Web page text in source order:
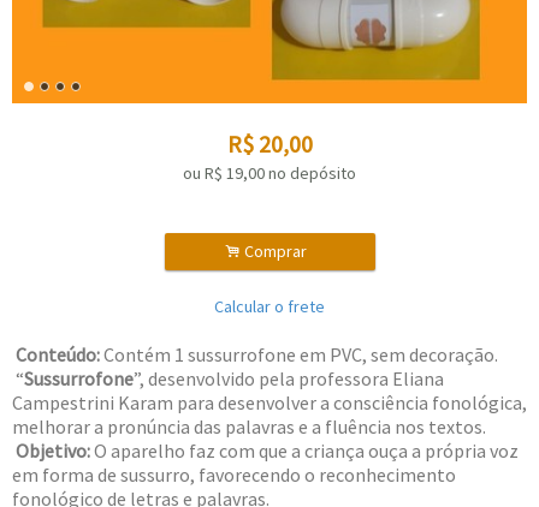
R$ 20,00
ou R$ 19,00no depósito
. Comprar
Calcular o frete
Conteúdo:Contém 1 sussurrofone em PVC, sem decoração.
“Sussurrofone”, desenvolvido pela professora Eliana
Campestrini Karam para desenvolver a consciência fonológica,
melhorar a pronúncia das palavras e a fluência nos textos.
Objetivo:O aparelho faz com que a criança ouça a própria voz
em forma de sussurro, favorecendo o reconhecimento
fonológico de letras e palavras.